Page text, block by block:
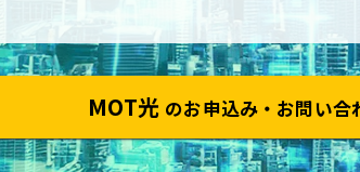
MOT光 のお申込み・お問い合